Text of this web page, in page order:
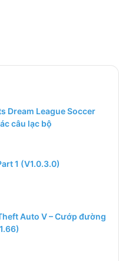
Dream League Soccer
câu lạc bộ
1 (V1.0.3.0)
Auto V – Cướp đường